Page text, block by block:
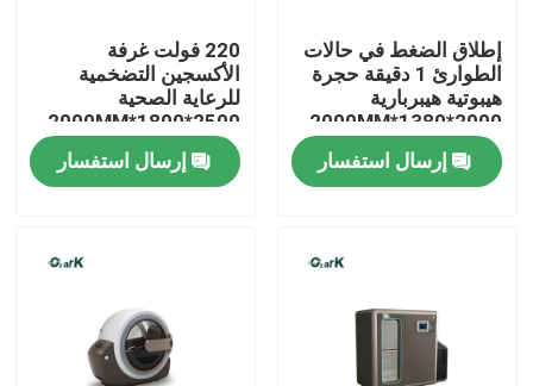
أشرطة فيديو
إطلاق الضغط في حالات
الطوارئ 1 دقيقة حجرة
هيبوتية هيبربارية
2000*1380*2000MM
الرعاية الصحية
إرسال استفسار
220 فولت غرفة
الأكسجين التضخمية
للرعاية الصحية
2500*1800*2000MM
إرسال استفسار